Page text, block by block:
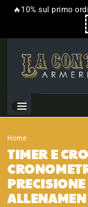
🔥10% sul primo
Home
TIMER E
ALLENAMEN